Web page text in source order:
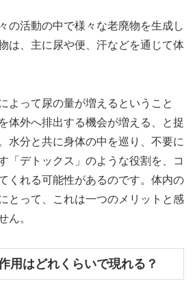
の活動の中で様々な老廃物を生成し
は、主に尿や便、汗などを通じて体
よって尿の量が増えるということ
体外へ排出する機会が増える、と捉
水分と共に身体の中を巡り、不要に
「デトックス」のような役割を、コ
くれる可能性があるのです。体内の
とって、これは一つのメリットと感
ん。
用はどれくらいで現れる？